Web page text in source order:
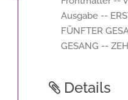
Ausgabe --
FÜNFTER
GESANG --
Details